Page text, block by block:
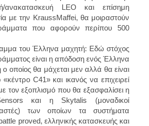
ανακατασκευή LEO και επίσημη
με την KraussMaffei, θα μοιραστούν
που αφορούν περίπου 500
του Έλληνα μαχητή: Εδώ στόχος
είναι η απόδοση ενός Έλληνα
ο οποίος θα μάχεται μεν αλλά θα είναι
«κέντρο C41»και ικανός να επιχειρεί
τον εξοπλισμό που θα εξασφαλίσειη
και η Skytalis (μοναδικοί
των οποίων τα συστήματα
proved, ελληνικής κατασκευής και